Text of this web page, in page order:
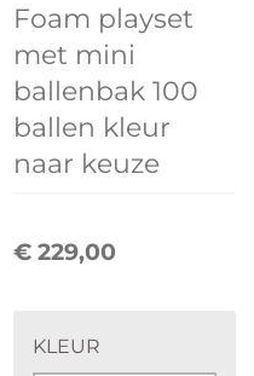
Foam playset
met mini
ballenbak 100
ballen kleur
naar keuze
€ 229,00
KLEUR